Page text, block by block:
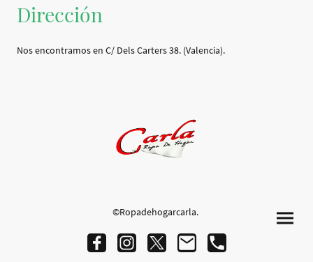
Dirección
Nos encontramos en C/ Dels Carters 38. (Valencia).
©Ropadehogarcarla.